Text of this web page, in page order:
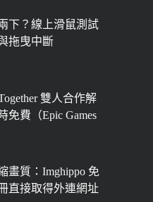
下？線上滑鼠測試
拖曳中斷
雙人合作解
免費（Epic Games
畫質：Imghippo 免
直接取得外連網址